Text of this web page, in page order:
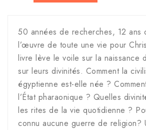
50 années de recherches, 12 ans
l’œuvre de toute une vie pour
livre lève le voile sur la naissance
sur leurs divinités. Comment la
égyptienne est-elle née ?
l’État pharaonique ? Quelles
les rites de la vie quotidienne ?
connu aucune guerre de religion?